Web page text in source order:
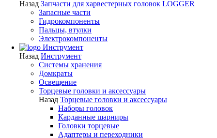
Назад Запчасти для харвестерных головок LOGGER
Запасные части
Гидрокомпоненты
Пальцы, втулки
Электрокомпоненты
Инструмент
Назад Инструмент
Системы хранения
Домкраты
Освещение
Торцевые головки и аксессуары
Назад Торцевые головки и аксессуары
Наборы головок
Карданные шарниры
Головки торцевые
Адаптеры и переходники